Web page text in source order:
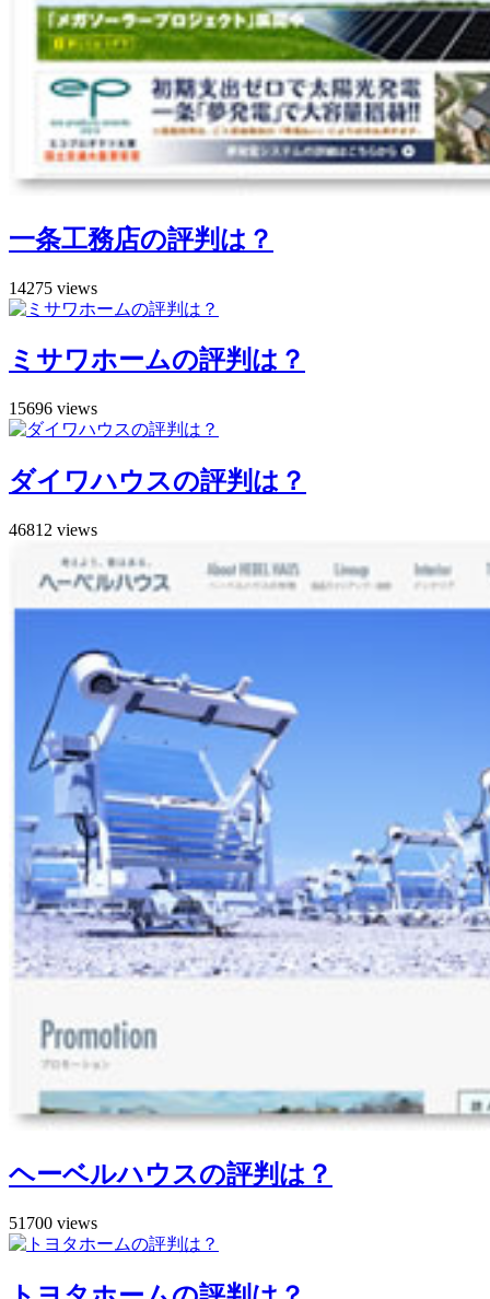
一条工務店の評判は？
14275 views
ミサワホームの評判は？
15696 views
ダイワハウスの評判は？
46812 views
ヘーベルハウスの評判は？
51700 views